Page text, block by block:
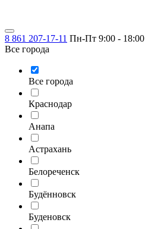
8 861 207-17-11 Пн-Пт 9:00 - 18:00
Все города
Все города
Краснодар
Анапа
Астрахань
Белореченск
Будённовск
Буденовск